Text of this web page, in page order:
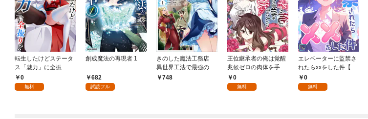
転生したけどステータ
ス「魅力」に全振
り！？(1)
0
無料
創成魔法の再現者 1
682
試読フル
きのした魔法工務店
異世界工法で最強の家
づくりを（コミック）
748
王位継承者の俺は覚醒
兆候ゼロの肉体を手に
入れて自由を謳歌す
る。1
0
無料
エレベーターに監禁さ
れたらxxをした件【全
年齢版】(1)
0
無料